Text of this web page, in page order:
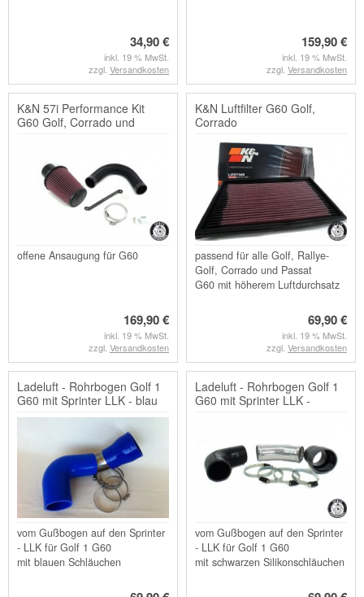
34,90 €
inkl. 19 % MwSt.
zzgl. Versandkosten
159,90 €
inkl. 19 % MwSt.
zzgl. Versandkosten
K&N 57i Performance Kit
G60 Golf, Corrado und
offene Ansaugung für G60
169,90 €
inkl. 19 % MwSt.
zzgl. Versandkosten
K&N Luftfilter G60 Golf,
Corrado
passend für alle Golf, Rallye-
Golf, Corrado und Passat
G60 mit höherem Luftdurchsatz
69,90 €
inkl. 19 % MwSt.
zzgl. Versandkosten
Ladeluft - Rohrbogen Golf 1
G60 mit Sprinter LLK - blau
vom Gußbogen auf den Sprinter
- LLK für Golf 1 G60
mit blauen Schläuchen
Ladeluft - Rohrbogen Golf 1
G60 mit Sprinter LLK -
vom Gußbogen auf den Sprinter
- LLK für Golf 1 G60
mit schwarzen Silikonschläuchen